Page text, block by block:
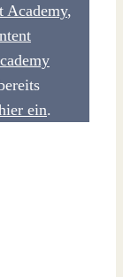
Academy,
ein.